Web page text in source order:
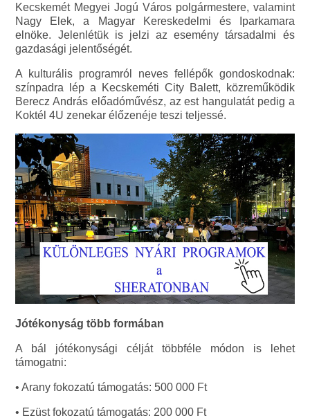
Kecskemét Megyei Jogú Város polgármestere, valamint
Nagy Elek, a Magyar Kereskedelmi és Iparkamara
elnöke. Jelenlétük is jelzi az esemény társadalmi és
gazdasági jelentőségét.
A kulturális programról neves fellépők gondoskodnak:
színpadra lép a Kecskeméti City Balett, közreműködik
Berecz András előadóművész, az est hangulatát pedig a
Koktél 4U zenekar élőzenéje teszi teljessé.
Jótékonyság több formában
A bál jótékonysági célját többféle módon is lehet
támogatni:
• Arany fokozatú támogatás: 500 000 Ft
• Ezüst fokozatú támogatás: 200 000 Ft